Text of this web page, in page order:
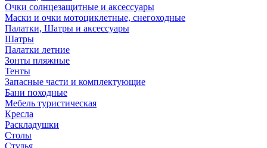
Очки солнцезащитные и аксессуары
Маски и очки мотоциклетные, снегоходные
Палатки, Шатры и аксессуары
Шатры
Палатки летние
Зонты пляжные
Тенты
Запасные части и комплектующие
Бани походные
Мебель туристическая
Кресла
Раскладушки
Столы
Стулья